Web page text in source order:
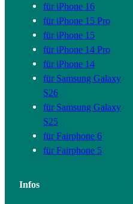
für iPhone 16
für iPhone 15 Pro
für iPhone 15
für iPhone 14 Pro
für iPhone 14
für Samsung Galaxy
S26
für Samsung Galaxy
S25
für Fairphone 6
für Fairphone 5
Infos